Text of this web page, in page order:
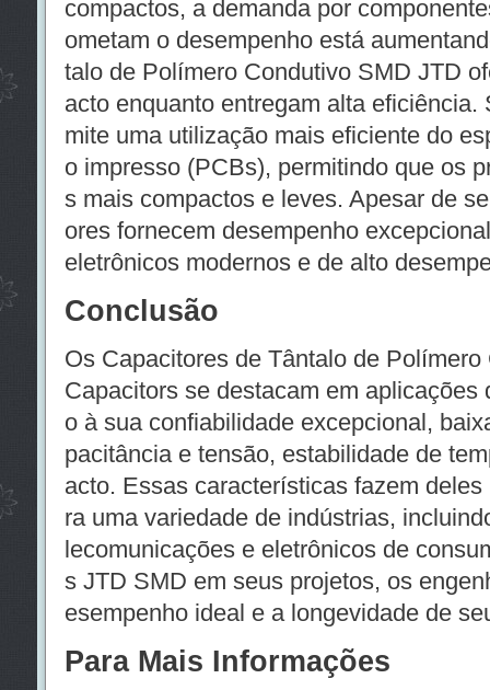
compactos, a demanda por
ometam o desempenho está
talo de Polímero Condutivo SMD JTD
acto enquanto entregam alta eficiência.
mite uma utilização mais eficiente do
o impresso (PCBs), permitindo que os
s mais compactos e leves. Apesar de
ores fornecem desempenho
eletrônicos modernos e de alto
Conclusão
Os Capacitores de Tântalo de
Capacitors se destacam em aplicações
o à sua confiabilidade excepcional,
pacitância e tensão, estabilidade de
acto. Essas características fazem
ra uma variedade de indústrias,
lecomunicações e eletrônicos de
s JTD SMD em seus projetos, os
esempenho ideal e a longevidade de
Para Mais Informações